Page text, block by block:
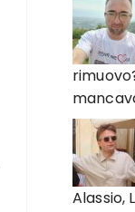
Alassio,